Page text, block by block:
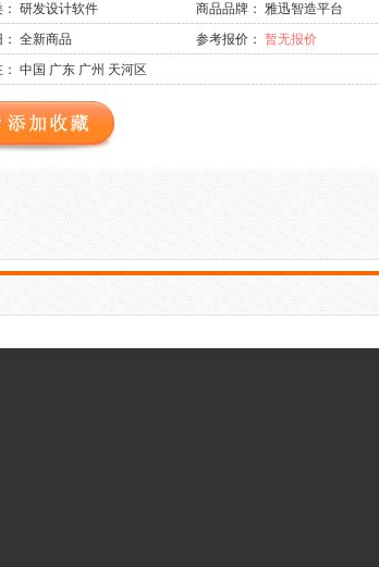
研发设计软件
商品品牌： 雅迅智造平台
全新商品
参考报价： 暂无报价
： 中国 广东 广州 天河区